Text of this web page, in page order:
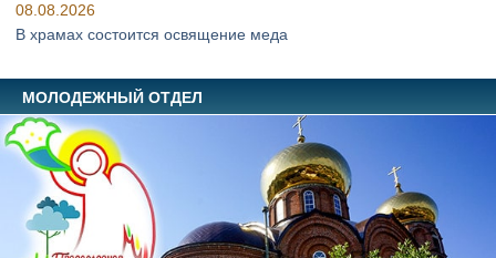
08.08.2026
В храмах состоится освящение меда
МОЛОДЕЖНЫЙ ОТДЕЛ